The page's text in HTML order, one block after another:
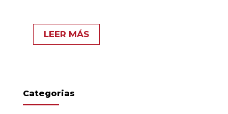
LEER MÁS
Categorias